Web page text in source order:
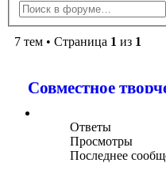
7 тем • Страница 1 из 1
Совместное
Ответы
Просмотры
Последнее